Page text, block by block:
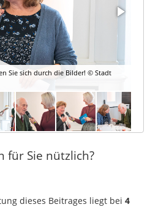
Sie sich durch die Bilder! © Stadt
für Sie nützlich?
dieses Beitrages liegt bei 4